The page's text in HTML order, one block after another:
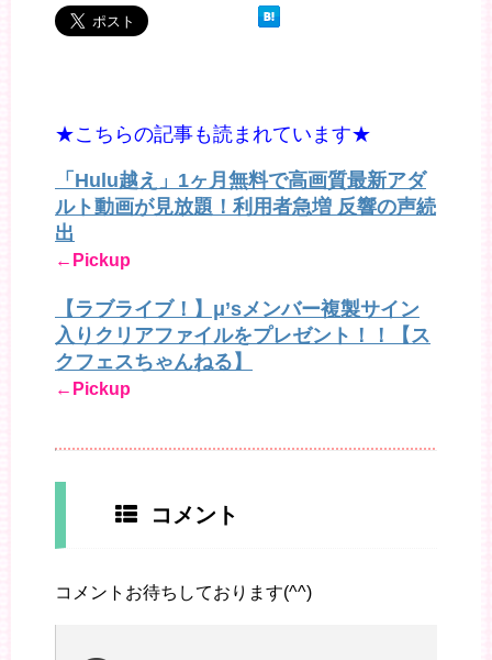
★こちらの記事も読まれています★
「Hulu越え」1ヶ月無料で高画質最新アダ
ルト動画が見放題！利用者急増 反響の声続
出
←Pickup
【ラブライブ！】μ’sメンバー複製サイン
入りクリアファイルをプレゼント！！【ス
クフェスちゃんねる】
←Pickup
コメント
コメントお待ちしております(^^)